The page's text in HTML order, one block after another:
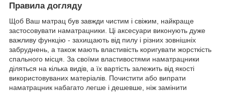
Правила догляду
Щоб Ваш матрац був завжди чистим і свіжим, найкраще
застосовувати наматрацники. Ці аксесуари виконують дуже
важливу функцію - захищають від пилу і різних зовнішніх
забруднень, а також мають властивість коригувати жорсткість
спального місця. За своїми властивостями наматрацники
діляться на кілька видів, а їх вартість залежить від якості
використовуваних матеріалів. Почистити або випрати
наматрацник набагато легше і дешевше, ніж замінити